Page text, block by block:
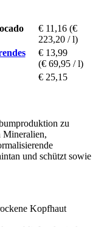
€ 11,16 (€
223,20 / l)
€ 13,99
(€ 69,95 / l)
€ 25,15
zu
Mineralien,
und schützt sowie
Kopfhaut